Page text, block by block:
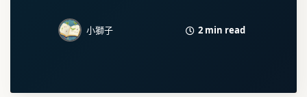
小獅子 2 min read